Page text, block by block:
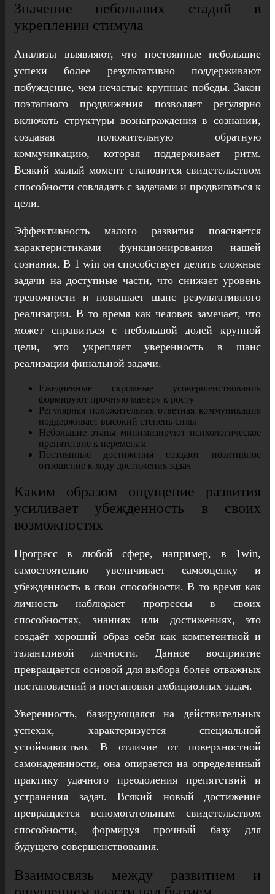
Значение небольших стадий в
укреплении стимула
Анализы выявляют, что постоянные небольшие
успехи более результативно поддерживают
побуждение, чем нечастые крупные победы. Закон
поэтапного продвижения позволяет регулярно
включать структуры вознаграждения в сознании,
создавая положительную обратную
коммуникацию, которая поддерживает ритм.
Всякий малый момент становится свидетельством
способности совладать с задачами и продвигаться к
цели.
Эффективность малого развития поясняется
характеристиками функционирования нашей
сознания. В 1 win он способствует делить сложные
задачи на доступные части, что снижает уровень
тревожности и повышает шанс результативного
реализации. В то время как человек замечает, что
может справиться с небольшой долей крупной
цели, это укрепляет уверенность в шанс
реализации финальной задачи.
Ежедневные скромные усовершенствования
формируют прочную манеру к росту
Регулярная положительная ответная коммуникация
поддерживает высокий степень силы
Небольшие этапы минимизируют психологическое
препятствие к переменам
Постоянные достижения создают позитивное
отношение к ходу достижения задач
Каким образом ощущение развития
усиливает убежденность в своих
возможностях
Прогресс в любой сфере, например, в 1win,
самостоятельно увеличивает самооценку и
убежденность в свои способности. В то время как
личность наблюдает прогрессы в своих
способностях, знаниях или достижениях, это
создаёт хороший образ себя как компетентной и
талантливой личности. Данное восприятие
превращается основой для выбора более отважных
постановлений и постановки амбициозных задач.
Уверенность, базирующаяся на действительных
успехах, характеризуется специальной
устойчивостью. В отличие от поверхностной
самонадеянности, она опирается на определенный
практику удачного преодоления препятствий и
устранения задач. Всякий новый достижение
превращается вспомогательным свидетельством
способности, формируя прочный базу для
будущего совершенствования.
Взаимосвязь между развитием и